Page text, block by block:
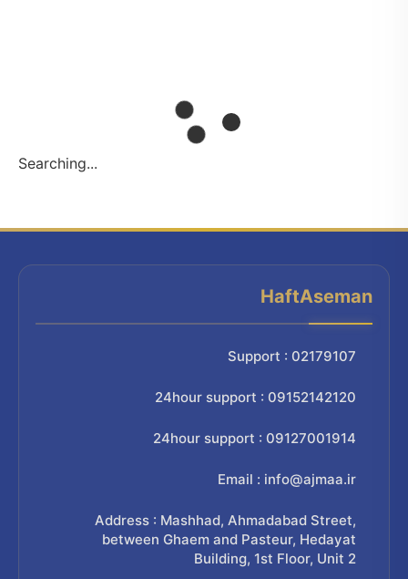
Searching...
HaftAseman
Support : 02179107
24hour support : 09152142120
24hour support : 09127001914
Email : info@ajmaa.ir
Address : Mashhad, Ahmadabad Street,
between Ghaem and Pasteur, Hedayat
Building, 1st Floor, Unit 2